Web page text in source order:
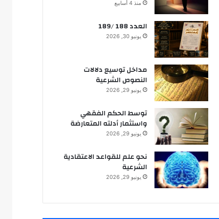
مقصد اعتبار العقل نموذجا
تجديد الفكر الاجتهادي
الحق في محاكمة عادلة
منذ 4 أسابيع
العدد 188 /189
يونيو 30, 2026
مداخل توسيع دلالات
النصوص الشرعية
يونيو 29, 2026
توسط الحكم الفقهي
واستثمار أدلته المتعارضة
يونيو 29, 2026
نحو علم للقواعد الاعتقادية
الشرعية
يونيو 29, 2026